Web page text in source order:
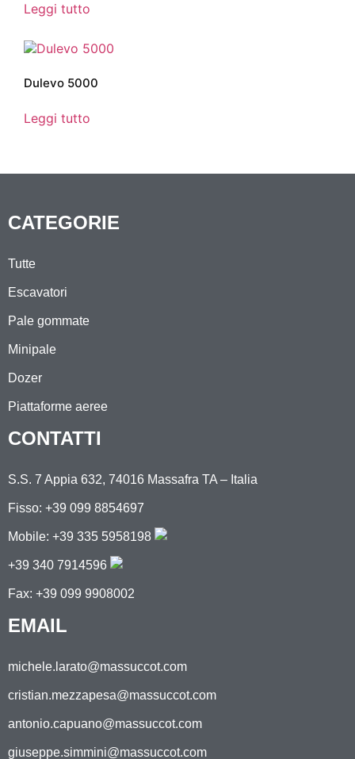
Leggi tutto
Dulevo 5000
Leggi tutto
CATEGORIE
Tutte
Escavatori
Pale gommate
Minipale
Dozer
Piattaforme aeree
CONTATTI
S.S. 7 Appia 632, 74016 Massafra TA – Italia
Fisso: +39 099 8854697
Mobile: +39 335 5958198
+39 340 7914596
Fax: +39 099 9908002
EMAIL
michele.larato@massuccot.com
cristian.mezzapesa@massuccot.com
antonio.capuano@massuccot.com
giuseppe.simmini@massuccot.com